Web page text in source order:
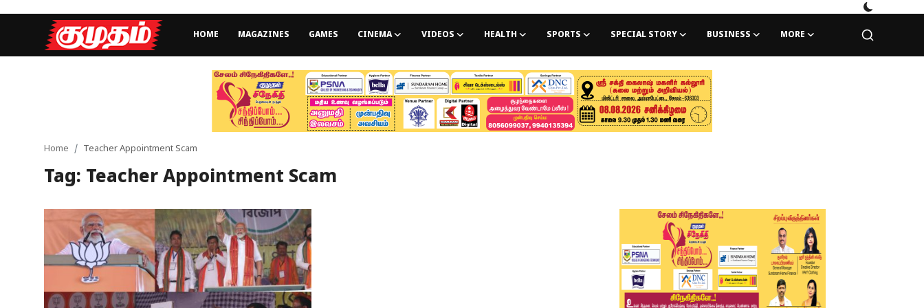
HOME MAGAZINES GAMES CINEMA VIDEOS HEALTH SPORTS SPECIAL STORY BUSINESS MORE
Games
Videos
Special Story
Home Teacher Appointment Scam
Tag: Teacher Appointment Scam